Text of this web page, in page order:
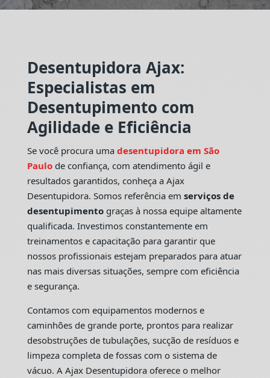
Desentupidora Ajax:
Especialistas em
Desentupimento com
Agilidade e Eficiência
Se você procura uma desentupidora em São
Paulo de confiança, com atendimento ágil e
resultados garantidos, conheça a Ajax
Desentupidora. Somos referência em serviços de
desentupimentograças à nossa equipe altamente
qualificada. Investimos constantemente em
treinamentos e capacitação para garantir que
nossos profissionais estejam preparados para atuar
nas mais diversas situações, sempre com eficiência
e segurança.
Contamos com equipamentos modernos e
caminhões de grande porte, prontos para realizar
desobstruções de tubulações, sucção de resíduos e
limpeza completa de fossas com o sistema de
vácuo. A Ajax Desentupidora oferece o melhor